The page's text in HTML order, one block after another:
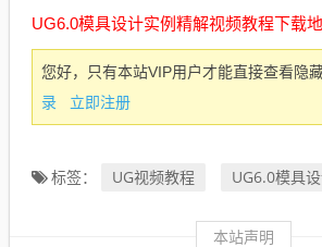
UG6.0模具设计实例精解视频教程下载地
您好，只有本站VIP用户才能直接查看隐藏
录
立即注册
标签： UG视频教程 UG6.0模具
本站声明